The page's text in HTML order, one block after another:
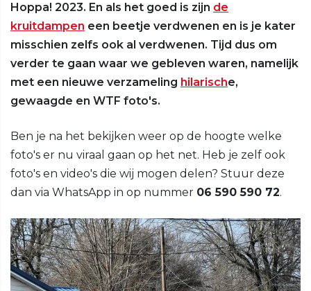
Hoppa! 2023. En als het goed is zijn de
kruitdampen een beetje verdwenen en is je kater
misschien zelfs ook al verdwenen. Tijd dus om
verder te gaan waar we gebleven waren, namelijk
met een nieuwe verzameling hilarische,
gewaagde en WTF foto's.
Ben je na het bekijken weer op de hoogte welke
foto's er nu viraal gaan op het net. Heb je zelf ook
foto's en video's die wij mogen delen? Stuur deze
dan via WhatsApp in op nummer 06 590 590 72.